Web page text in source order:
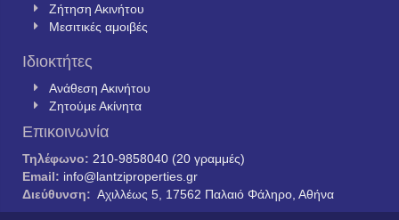
Ζήτηση Ακινήτου
Μεσιτικές αμοιβές
Ιδιοκτήτες
Ανάθεση Ακινήτου
Ζητούμε Ακίνητα
Επικοινωνία
Τηλέφωνο: 210-9858040 (20 γραμμές)
Email: info@lantziproperties.gr
Διεύθυνση: Αχιλλέως 5, 17562 Παλαιό Φάληρο, Αθήνα